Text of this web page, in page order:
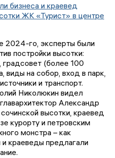
бизнеса и краевед
ЖК «Турист» в центре
2024-го, эксперты были
постройки высотки:
градсовет (более 100
виды на собор, вход в парк,
и транспорт.
Николюкин видел
Александр
высотки, краевед
курорту и петровским
монстра – как
краеведы предлагали